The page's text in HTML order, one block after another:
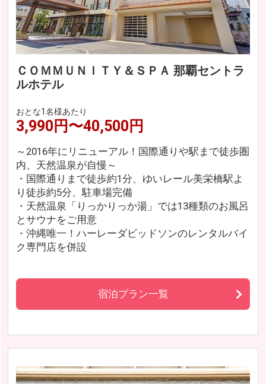
ＣＯＭＭＵＮＩＴＹ＆ＳＰＡ 那覇セントラ
ルホテル
おとな1名様あたり
3,990円〜40,500円
～2016年にリニューアル！国際通りや駅まで徒歩圏
内、天然温泉が自慢～
・国際通りまで徒歩約1分、ゆいレール美栄橋駅よ
り徒歩約5分、駐車場完備
・天然温泉「りっかりっか湯」では13種類のお風呂
とサウナをご用意
・沖縄唯一！ハーレーダビッドソンのレンタルバイ
ク専門店を併設
宿泊プラン一覧